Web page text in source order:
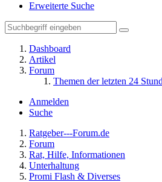
Erweiterte Suche
Dashboard
Artikel
Forum
Themen der letzten 24
Anmelden
Suche
Ratgeber---Forum.de
Forum
Rat, Hilfe, Informationen
Unterhaltung
Promi Flash & Diverses